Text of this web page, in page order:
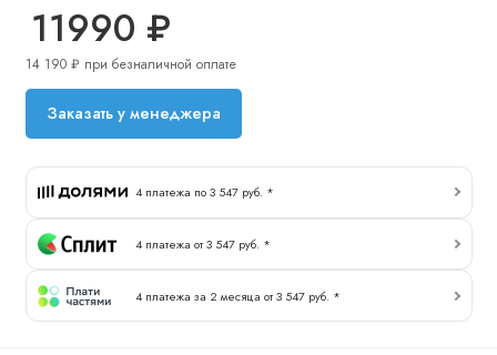
11990 ₽
14 190 ₽ при безналичной оплате
Заказать у менеджера
4 платежа по 3 547 руб. *
4 платежа от 3 547 руб. *
4 платежа за 2 месяца от 3 547 руб. *